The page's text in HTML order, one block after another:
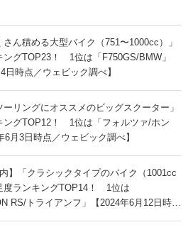
さん積める大型バイク（751〜1000cc）」
ングTOP23！ 1位は「F750GS/BMW」
4日時点／ウェビック調べ】
ーリングにオススメのビッグスクーター」
ングTOP12！ 1位は「フォルツァ/ホン
6月3日時点／ウェビック調べ】
内】「クラシックタイプのバイク（1001cc
度ランキングTOP14！ 1位は
RS/トライアンフ」【2024年6月12日時点